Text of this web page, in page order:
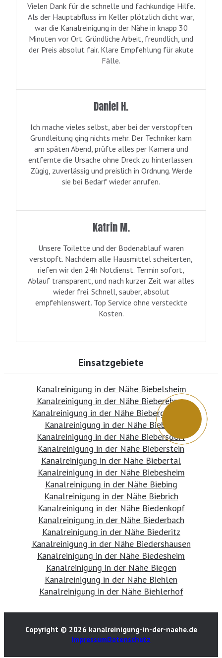
Vielen Dank für die schnelle und fachkundige Hilfe.
Als der Hauptabfluss im Keller plötzlich dicht war,
war die Kanalreinigung in der Nähe in knapp 30
Minuten vor Ort. Gründliche Arbeit, freundlich, und
der Preis absolut fair. Klare Empfehlung für akute
Fälle.
Daniel H.
Ich mache vieles selbst, aber bei der verstopften
Grundleitung ging nichts mehr. Der Techniker kam
am späten Abend, prüfte alles per Kamera und
entfernte die Ursache ohne Dreck zu hinterlassen.
Zügig, zuverlässig und preislich in Ordnung. Werde
sie bei Bedarf wieder anrufen.
Katrin M.
Unsere Toilette und der Bodenablauf waren
verstopft. Nachdem alle Hausmittel scheiterten,
riefen wir den 24h Notdienst. Termin sofort,
Ablauf transparent, und nach kurzer Zeit war alles
wieder frei. Schnell, sauber, absolut
empfehlenswert. Top Service ohne versteckte
Kosten.
Einsatzgebiete
Kanalreinigung in der Nähe Biebelsheim
Kanalreinigung in der Nähe Bieberehren
Kanalreinigung in der Nähe Biebergemünd
Kanalreinigung in der Nähe Biebern
Kanalreinigung in der Nähe Biebersdorf
Kanalreinigung in der Nähe Bieberstein
Kanalreinigung in der Nähe Biebertal
Kanalreinigung in der Nähe Biebesheim
Kanalreinigung in der Nähe Biebing
Kanalreinigung in der Nähe Biebrich
Kanalreinigung in der Nähe Biedenkopf
Kanalreinigung in der Nähe Biederbach
Kanalreinigung in der Nähe Biederitz
Kanalreinigung in der Nähe Biedershausen
Kanalreinigung in der Nähe Biedesheim
Kanalreinigung in der Nähe Biegen
Kanalreinigung in der Nähe Biehlen
Kanalreinigung in der Nähe Biehlerhof
Copyright © 2026 kanalreinigung-in-der-naehe.de
ImpressumDatenschutz